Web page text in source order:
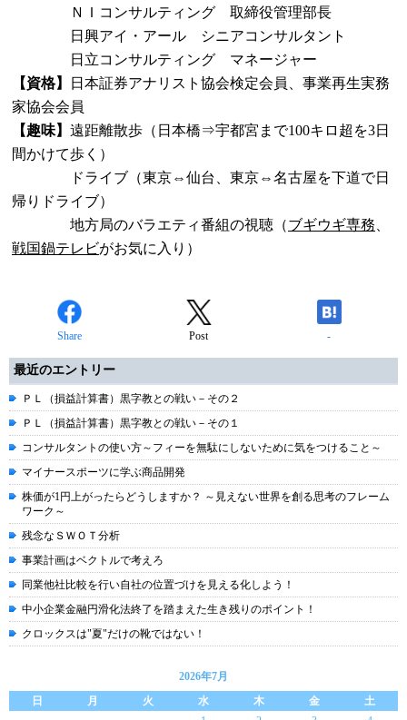
ＮＩコンサルティング 取締役管理部長
日興アイ・アール シニアコンサルタント
日立コンサルティング マネージャー
【資格】
日本証券アナリスト協会検定会員、事業再生実務
家協会会員
【趣味】 遠距離散歩（日本橋⇒宇都宮まで100キロ超を3日
間かけて歩く）
ドライブ（東京⇔仙台、東京⇔名古屋を下道で日
帰りドライブ）
地方局のバラエティ番組の視聴（ブギウギ専務
戦国鍋テレビがお気に入り）
Share Post -
最近のエントリー
ＰＬ（損益計算書）黒字教との戦い－その２
ＰＬ（損益計算書）黒字教との戦い－その１
コンサルタントの使い方～フィーを無駄にしないために気をつけること～
マイナースポーツに学ぶ商品開発
株価が1円上がったらどうしますか？ ～見えない世界を創る思考のフレーム
ワーク～
残念なＳＷＯＴ分析
事業計画はベクトルで考えろ
同業他社比較を行い自社の位置づけを見える化しよう！
中小企業金融円滑化法終了を踏まえた生き残りのポイント！
クロックスは"夏"だけの靴ではない！
2026年7月
日
月 火 水 木 金
土